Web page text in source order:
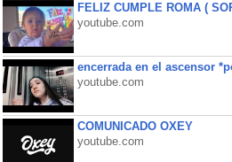
FELIZ CUMPLE ROMA (
youtube.com
encerrada en el ascensor
youtube.com
COMUNICADO OXEY
youtube.com